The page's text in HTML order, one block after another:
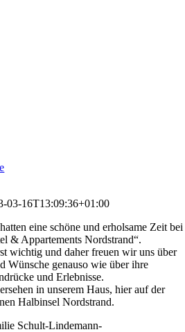
03-16T13:09:36+01:00
eine schöne und erholsame Zeit bei
& Appartements Nordstrand“.
wichtig und daher freuen wir uns über
Wünsche genauso wie über ihre
und Erlebnisse.
in unserem Haus, hier auf der
Halbinsel Nordstrand.
Schult-Lindemann-